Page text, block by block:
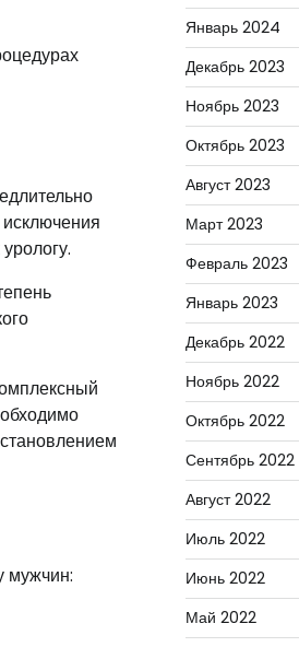
мужчин:
Январь 2024
Декабрь 2023
Ноябрь 2023
Октябрь 2023
Август 2023
Март 2023
Февраль 2023
Январь 2023
Декабрь 2022
Ноябрь 2022
Октябрь 2022
Сентябрь 2022
Август 2022
Июль 2022
Июнь 2022
Май 2022